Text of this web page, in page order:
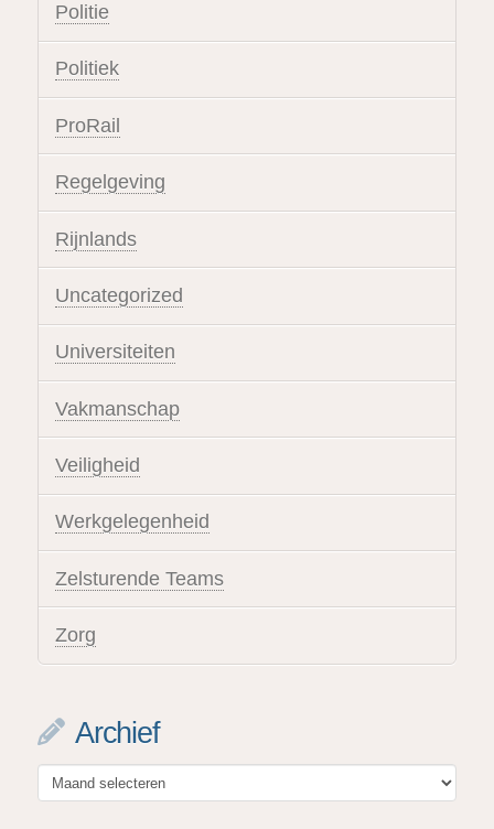
Politie
Politiek
ProRail
Regelgeving
Rijnlands
Uncategorized
Universiteiten
Vakmanschap
Veiligheid
Werkgelegenheid
Zelsturende Teams
Zorg
Archief
Archief